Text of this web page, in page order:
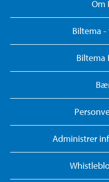
Om
Biltema
Biltema
Administrer